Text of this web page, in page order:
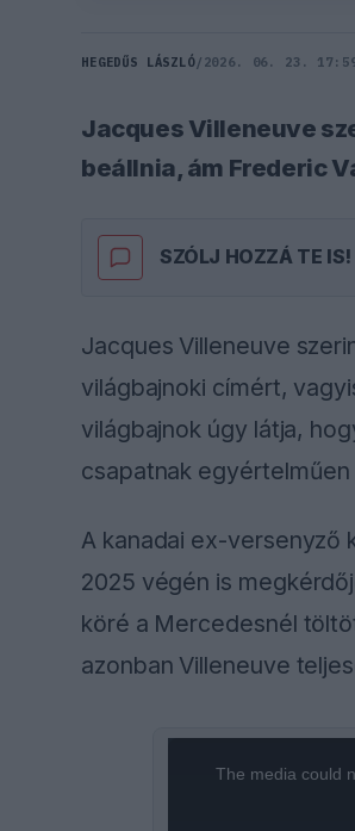
HEGEDŰS LÁSZLÓ/ 2026. 06. 23.
Jacques Villeneuve
beállnia, ám Frederic
SZÓLJ HOZZÁ TE IS!
Jacques Villeneuve
világbajnoki címért,
világbajnok úgy látja,
csapatnak
A kanadai ex-versenyző
2025 végén is
köré a Mercedesnél
azonban Villeneuve
The media could